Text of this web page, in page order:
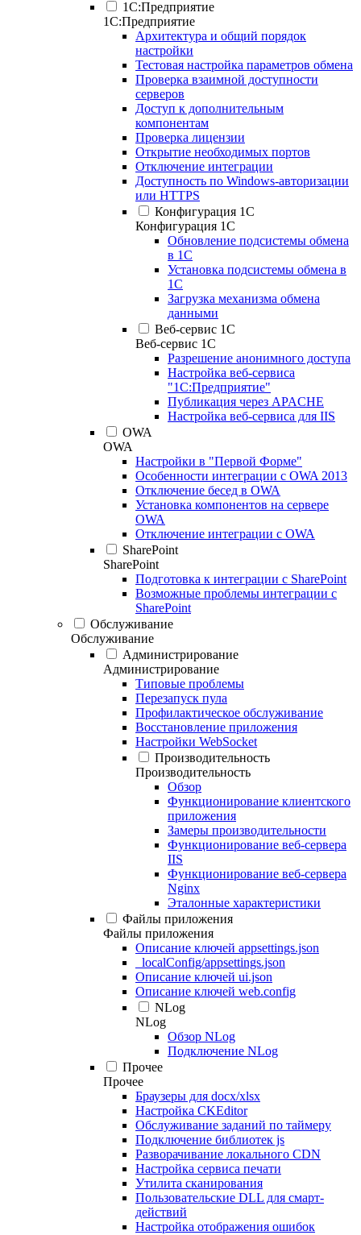
1С:Предприятие
1С:Предприятие
Архитектура и общий порядок
настройки
Тестовая настройка параметров обмена
Проверка взаимной доступности
серверов
Доступ к дополнительным
компонентам
Проверка лицензии
Открытие необходимых портов
Отключение интеграции
Доступность по Windows-авторизации
или HTTPS
Конфигурация 1С
Конфигурация 1С
Обновление подсистемы обмена
в 1С
Установка подсистемы обмена в
1С
Загрузка механизма обмена
данными
Веб-сервис 1С
Веб-сервис 1С
Разрешение анонимного доступа
Настройка веб-сервиса
"1С:Предприятие"
Публикация через APACHE
Настройка веб-сервиса для IIS
OWA
OWA
Настройки в "Первой Форме"
Особенности интеграции с OWA 2013
Отключение бесед в OWA
Установка компонентов на сервере
OWA
Отключение интеграции с OWA
SharePoint
SharePoint
Подготовка к интеграции с SharePoint
Возможные проблемы интеграции с
SharePoint
Обслуживание
Обслуживание
Администрирование
Администрирование
Типовые проблемы
Перезапуск пула
Профилактическое обслуживание
Восстановление приложения
Настройки WebSocket
Производительность
Производительность
Обзор
Функционирование клиентского
приложения
Замеры производительности
Функционирование веб-сервера
IIS
Функционирование веб-сервера
Nginx
Эталонные характеристики
Файлы приложения
Файлы приложения
Описание ключей appsettings.json
_localConfig/appsettings.json
Описание ключей ui.json
Описание ключей web.config
NLog
NLog
Обзор NLog
Подключение NLog
Прочее
Прочее
Браузеры для docx/xlsx
Настройка CKEditor
Обслуживание заданий по таймеру
Подключение библиотек js
Разворачивание локального CDN
Настройка сервиса печати
Утилита сканирования
Пользовательские DLL для смарт-
действий
Настройка отображения ошибок